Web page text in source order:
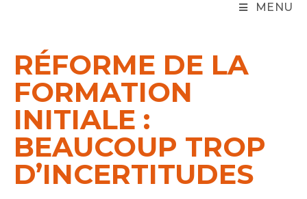
MENU
RÉFORME DE LA
FORMATION
INITIALE :
BEAUCOUP TROP
D’INCERTITUDES